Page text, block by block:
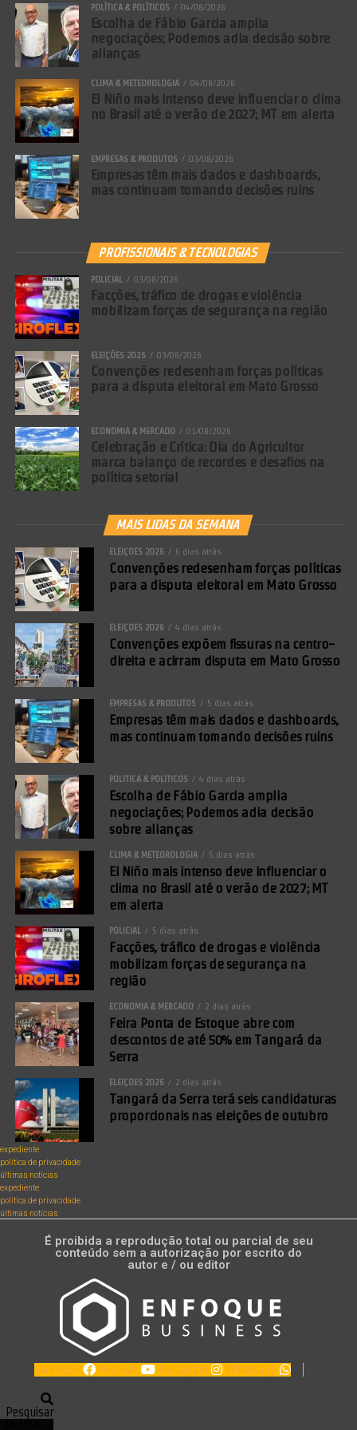
Comentários Facebook
POLÍTICA & POLÍTICOS 04/08/2026
Escolha de Fábio Garcia amplia
negociações; Podemos adia decisão sobre
alianças
CLIMA & METEOROLOGIA 04/08/2026
El Niño mais intenso deve influenciar o clima
no Brasil até o verão de 2027; MT em alerta
EMPRESAS & PRODUTOS 03/08/2026
Empresas têm mais dados e dashboards,
mas continuam tomando decisões ruins
PROFISSIONAIS & TECNOLOGIAS
POLICIAL 03/08/2026
Facções, tráfico de drogas e violência
mobilizam forças de segurança na região
ELEIÇÕES 2026 03/08/2026
Convenções redesenham forças políticas
para a disputa eleitoral em Mato Grosso
ECONOMIA & MERCADO 01/08/2026
Celebração e Crítica: Dia do Agricultor
marca balanço de recordes e desafios na
política setorial
MAIS LIDAS DA SEMANA
ELEIÇÕES 2026 6 dias atrás
Convenções redesenham forças políticas
para a disputa eleitoral em Mato Grosso
ELEIÇÕES 2026 4 dias atrás
Convenções expõem fissuras na centro-
direita e acirram disputa em Mato Grosso
EMPRESAS & PRODUTOS 5 dias atrás
Empresas têm mais dados e dashboards,
mas continuam tomando decisões ruins
POLÍTICA & POLÍTICOS 4 dias atrás
Escolha de Fábio Garcia amplia
negociações; Podemos adia decisão
sobre alianças
CLIMA & METEOROLOGIA 5 dias atrás
El Niño mais intenso deve influenciar o
clima no Brasil até o verão de 2027; MT
em alerta
POLICIAL 5 dias atrás
Facções, tráfico de drogas e violência
mobilizam forças de segurança na
região
ECONOMIA & MERCADO 2 dias atrás
Feira Ponta de Estoque abre com
descontos de até 50% em Tangará da
Serra
ELEIÇÕES 2026 2 dias atrás
Tangará da Serra terá seis candidaturas
proporcionais nas eleições de outubro
expediente
política de privacidade
últimas notícias
expediente
política de privacidade
últimas notícias
É proibida a reprodução total ou parcial de seu
conteúdo sem a autorização por escrito do
autor e / ou editor
Facebook Youtube Instagram Whatsapp
Pesquisar
Pesquisar